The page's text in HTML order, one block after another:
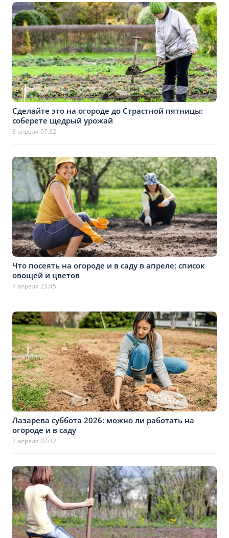
Сделайте это на огороде до Страстной пятницы:
соберете щедрый урожай
8 апреля 07:32
Что посеять на огороде и в саду в апреле: список
овощей и цветов
7 апреля 23:45
Лазарева суббота 2026: можно ли работать на
огороде и в саду
2 апреля 07:32